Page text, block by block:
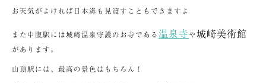
お天気がよければ日本海も見渡すこともできますよ
また中腹駅には城崎温泉守護のお寺である 温泉寺や城崎美術館
があります。
山頂駅には、最高の景色はもちろん！